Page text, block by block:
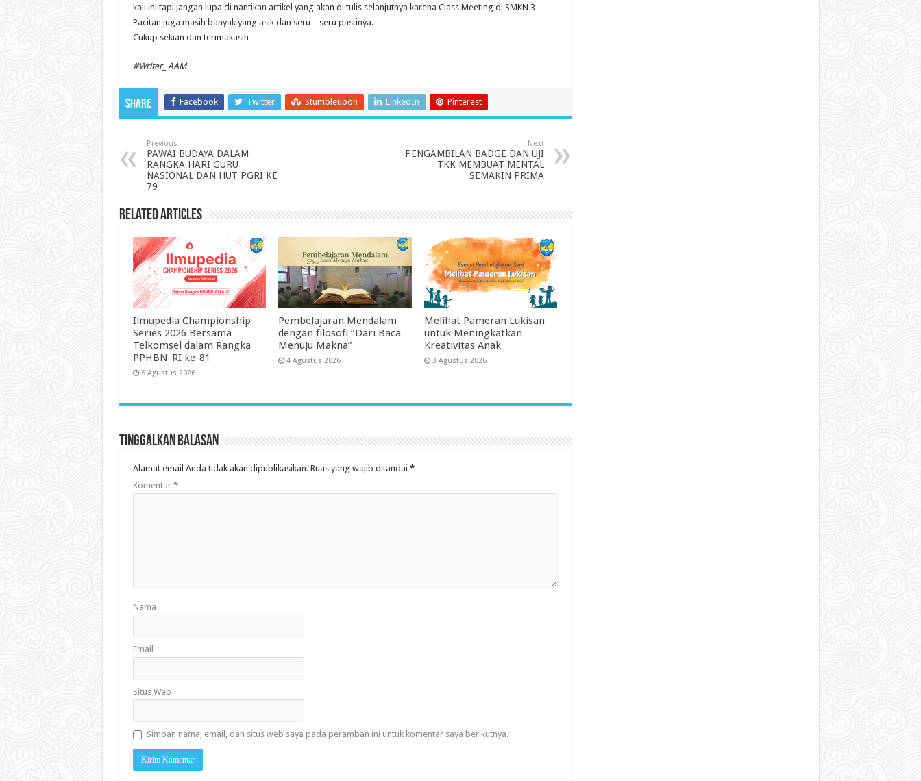
kali ini tapi jangan lupa di nantikan artikel yang akan di tulis selanjutnya karena Class Meeting di SMKN 3
Pacitan juga masih banyak yang asik dan seru – seru pastinya.
Cukup sekian dan terimakasih
#Writer_ AAM
Share Facebook Twitter Stumbleupon LinkedIn Pinterest
Previous
PAWAI BUDAYA DALAM
RANGKA HARI GURU
NASIONAL DAN HUT PGRI KE
79
Next
PENGAMBILAN BADGE DAN UJI
TKK MEMBUAT MENTAL
SEMAKIN PRIMA
Related Articles
Ilmupedia Championship
Series 2026 Bersama
Telkomsel dalam Rangka
PPHBN-RI ke-81
5 Agustus 2026
Pembelajaran Mendalam
dengan filosofi “Dari Baca
Menuju Makna”
4 Agustus 2026
Melihat Pameran Lukisan
untuk Meningkatkan
Kreativitas Anak
3 Agustus 2026
Tinggalkan Balasan
Alamat email Anda tidak akan dipublikasikan. Ruas yang wajib ditandai *
Komentar *
Nama
Email
Situs Web
Simpan nama, email, dan situs web saya pada peramban ini untuk komentar saya berikutnya.